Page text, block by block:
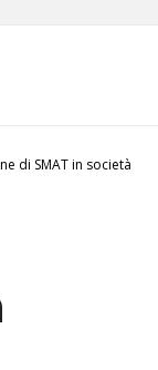
di SMAT in società